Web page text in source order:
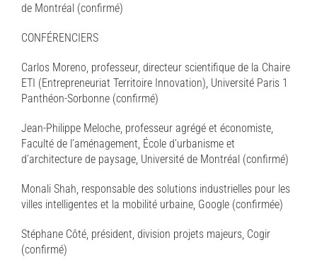
de Montréal (confirmé)
CONFÉRENCIERS
Carlos Moreno, professeur, directeur scientifique de la Chaire
ETI (Entrepreneuriat Territoire Innovation), Université Paris 1
Panthéon-Sorbonne (confirmé)
Jean-Philippe Meloche, professeur agrégé et économiste,
Faculté de l’aménagement, École d’urbanisme et
d’architecture de paysage, Université de Montréal (confirmé)
Monali Shah, responsable des solutions industrielles pour les
villes intelligentes et la mobilité urbaine, Google (confirmée)
Stéphane Côté, président, division projets majeurs, Cogir
(confirmé)